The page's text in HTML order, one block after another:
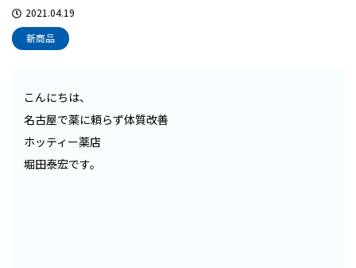
2021.04.19
新商品
こんにちは、
名古屋で薬に頼らず体質改善
ホッティー薬店
堀田泰宏です。